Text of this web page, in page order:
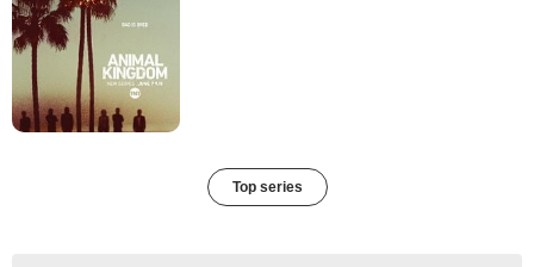
Top series